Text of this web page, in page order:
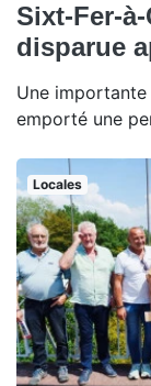
Sixt-Fer-
disparue
Une
emporté une
Locales